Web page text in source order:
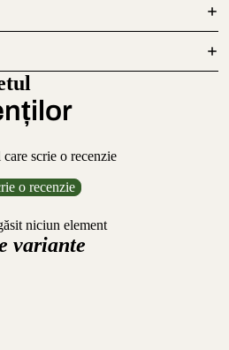
scrie o recenzie
o recenzie
niciun element
variante